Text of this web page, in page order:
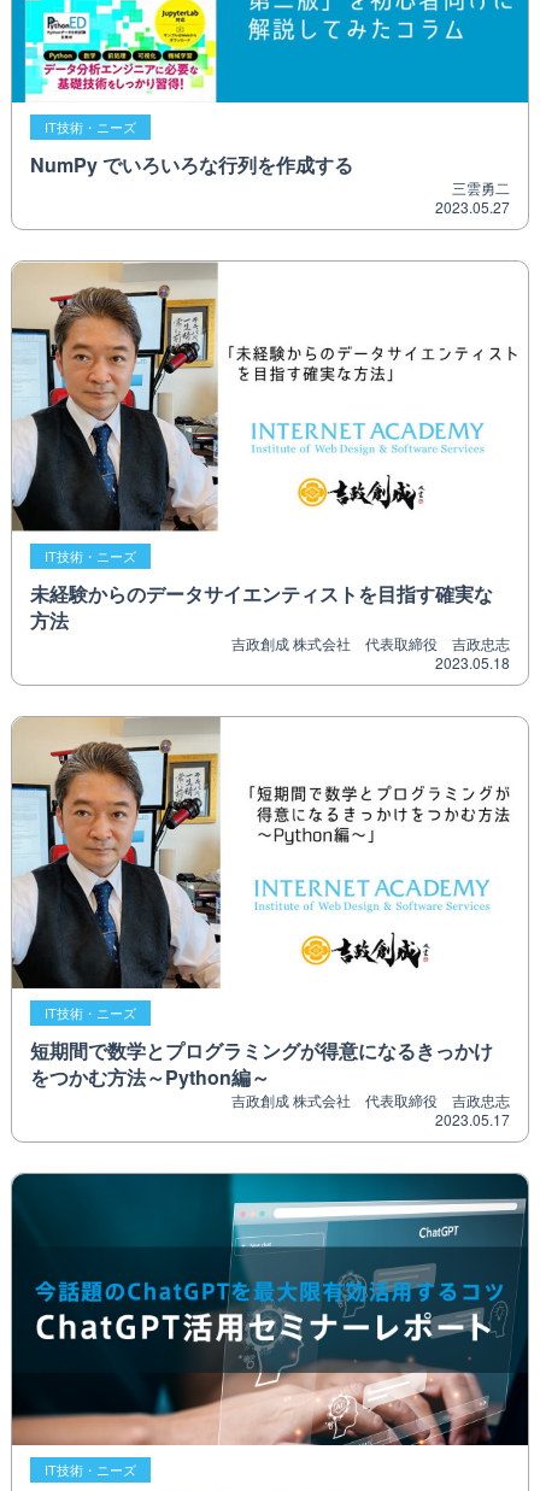
IT技術・ニーズ
NumPy でいろいろな行列を作成する
三雲勇二
2023.05.27
IT技術・ニーズ
未経験からのデータサイエンティストを目指す確実な
方法
吉政創成 株式会社 代表取締役 吉政忠志
2023.05.18
IT技術・ニーズ
短期間で数学とプログラミングが得意になるきっかけ
をつかむ方法～Python編～
吉政創成 株式会社 代表取締役 吉政忠志
2023.05.17
IT技術・ニーズ